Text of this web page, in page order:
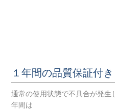
１年間の品質保証付き
通常の使用状態で不具合が発生
年間は